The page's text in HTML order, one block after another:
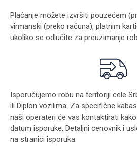
Plaćanje možete izvršiti pouzećem
virmanski (preko računa), platnim
ukoliko se odlučite za preuzimanje
Isporučujemo robu na teritoriji cele
ili Diplon vozilima. Za specifične
naši operateri će vas kontaktirati
datum isporuke. Detaljni cenovnik i
na stranici isporuka.